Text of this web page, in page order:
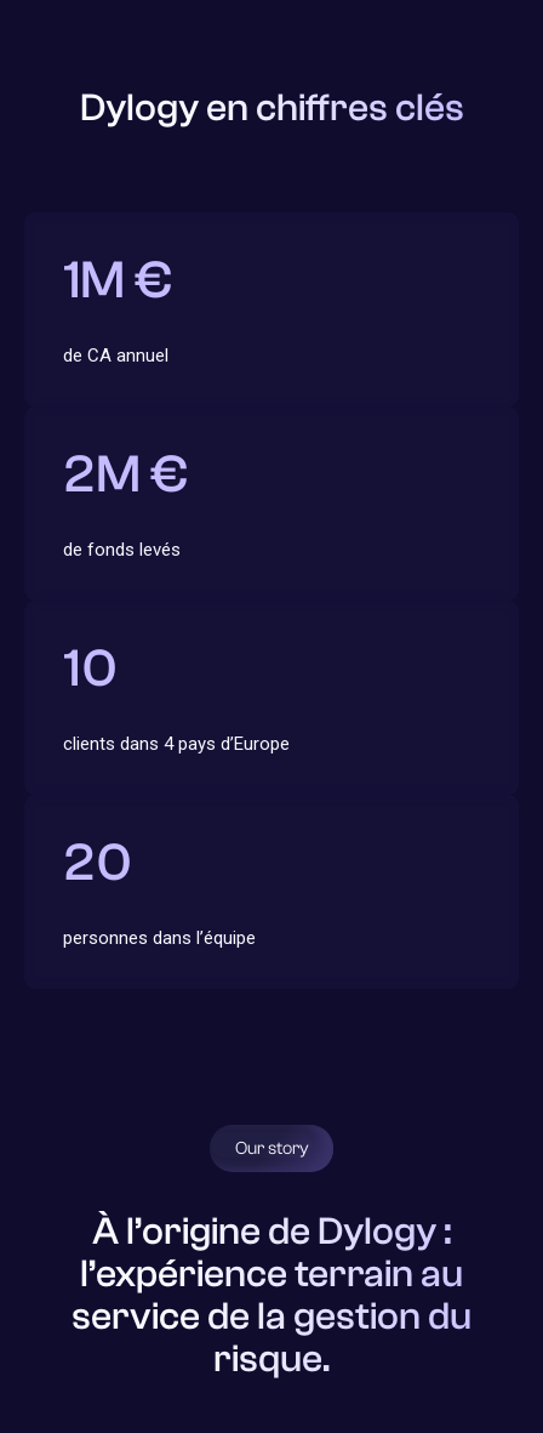
Dylogy en chiffres clés
1M €
de CA annuel
2M €
de fonds levés
10
clients dans 4 pays d’Europe
20
personnes dans l’équipe
Our story
À l’origine de Dylogy :
l’expérience terrain au
service de la gestion du
risque.